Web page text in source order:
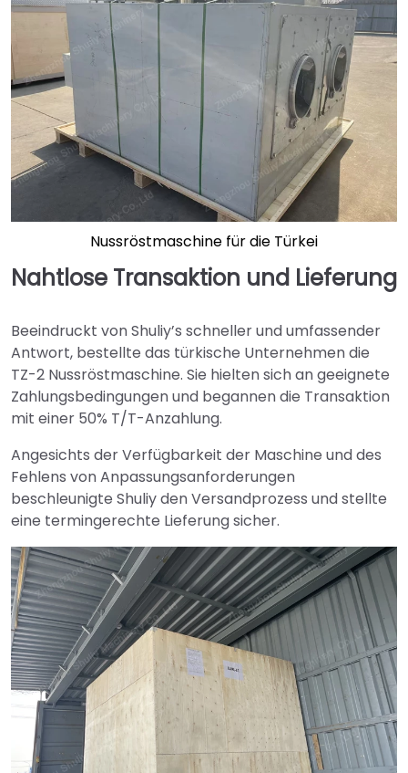
Nussröstmaschine für die Türkei
Nahtlose Transaktion und Lieferung
Beeindruckt von Shuliy’s schneller und umfassender
Antwort, bestellte das türkische Unternehmen die
TZ-2 Nussröstmaschine. Sie hielten sich an geeignete
Zahlungsbedingungen und begannen die Transaktion
mit einer 50% T/T-Anzahlung.
Angesichts der Verfügbarkeit der Maschine und des
Fehlens von Anpassungsanforderungen
beschleunigte Shuliy den Versandprozess und stellte
eine termingerechte Lieferung sicher.